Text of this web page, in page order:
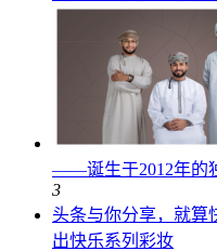
——诞生于2012年的
3
头条与你分享，就算
出快乐系列彩妆